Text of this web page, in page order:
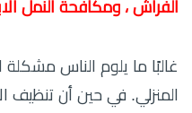
الفراش ، ومكافحة النمل
غالبًا ما يلوم الناس مشكلة
المنزلي. في حين أن تنظيف